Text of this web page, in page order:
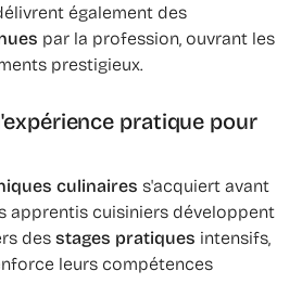
également des
par la profession, ouvrant les
prestigieux.
pratique pour
culinaires s'acquiert avant
apprentis cuisiniers développent
des stages pratiques intensifs,
leurs compétences